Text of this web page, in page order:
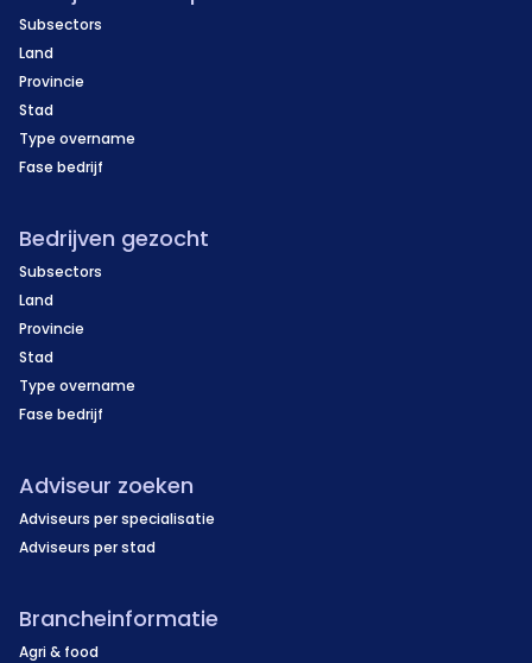
Subsectors
Land
Provincie
Stad
Type overname
Fase bedrijf
Bedrijven gezocht
Subsectors
Land
Provincie
Stad
Type overname
Fase bedrijf
Adviseur zoeken
Adviseurs per specialisatie
Adviseurs per stad
Brancheinformatie
Agri & food